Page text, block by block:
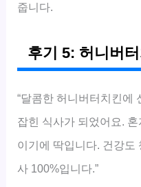
줍니다.
후기 5: 허니버
“달콤한 허니버터치킨에
잡힌 식사가 되었어요.
이기에 딱입니다. 건강도
사 100%입니다.”